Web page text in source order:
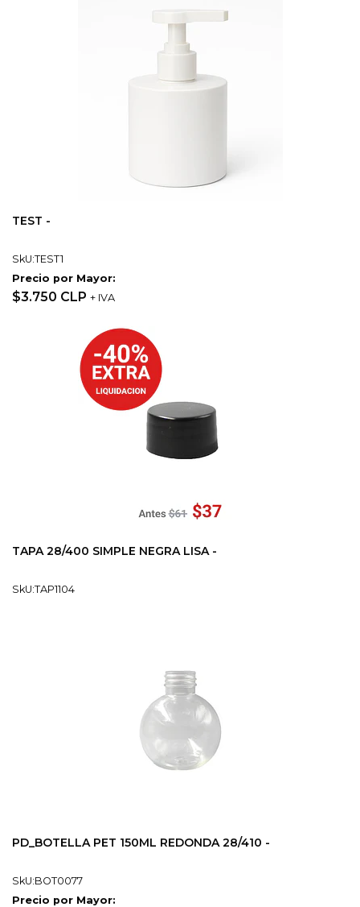
TEST -
SkU:TEST1
Precio por Mayor:
$3.750 CLP + IVA
TAPA 28/400 SIMPLE NEGRA LISA -
SkU:TAP1104
PD_BOTELLA PET 150ML REDONDA 28/410 -
SkU:BOT0077
Precio por Mayor: